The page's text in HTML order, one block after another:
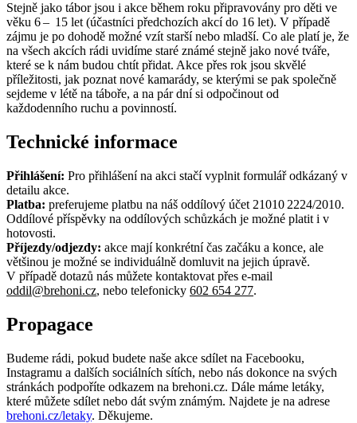
Stejně jako tábor jsou i akce během roku připravovány pro děti ve
věku 6 – 15 let (účastníci předchozích akcí do 16 let). V případě
zájmu je po dohodě možné vzít starší nebo mladší. Co ale platí je, že
na všech akcích rádi uvidíme staré známé stejně jako nové tváře,
které se k nám budou chtít přidat. Akce přes rok jsou skvělé
příležitosti, jak poznat nové kamarády, se kterými se pak společně
sejdeme v létě na táboře, a na pár dní si odpočinout od
každodenního ruchu a povinností.
Technické informace
Přihlášení: Pro přihlášení na akci stačí vyplnit formulář odkázaný v
detailu akce.
Platba: preferujeme platbu na náš oddílový účet 21010 2224/2010.
Oddílové příspěvky na oddílových schůzkách je možné platit i v
hotovosti.
Příjezdy/odjezdy: akce mají konkrétní čas začáku a konce, ale
většinou je možné se individuálně domluvit na jejich úpravě.
V případě dotazů nás můžete kontaktovat přes e-mail
, nebo telefonicky
.
Propagace
Budeme rádi, pokud budete naše akce sdílet na Facebooku,
Instagramu a dalších sociálních sítích, nebo nás dokonce na svých
stránkách podpoříte odkazem na brehoni.cz. Dále máme letáky,
které můžete sdílet nebo dát svým známým. Najdete je na adrese
brehoni.cz/letaky. Děkujeme.